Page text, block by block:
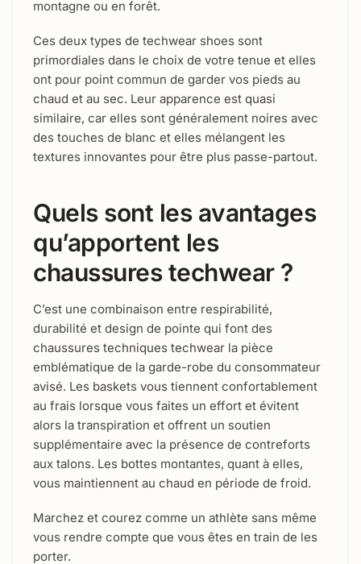
montagne ou en forêt.
Ces deux types de techwear shoes sont
primordiales dans le choix de votre tenue et elles
ont pour point commun de garder vos pieds au
chaud et au sec. Leur apparence est quasi
similaire, car elles sont généralement noires avec
des touches de blanc et elles mélangent les
textures innovantes pour être plus passe-partout.
Quels sont les avantages
qu’apportent les
chaussures techwear ?
C’est une combinaison entre respirabilité,
durabilité et design de pointe qui font des
chaussures techniques techwear la pièce
emblématique de la garde-robe du consommateur
avisé. Les baskets vous tiennent confortablement
au frais lorsque vous faites un effort et évitent
alors la transpiration et offrent un soutien
supplémentaire avec la présence de contreforts
aux talons. Les bottes montantes, quant à elles,
vous maintiennent au chaud en période de froid.
Marchez et courez comme un athlète sans même
vous rendre compte que vous êtes en train de les
porter.